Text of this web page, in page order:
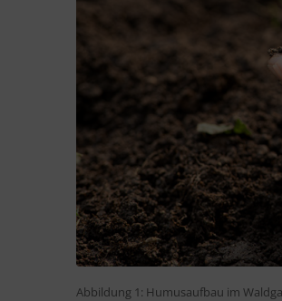
Abbildung 1: Humusaufbau im